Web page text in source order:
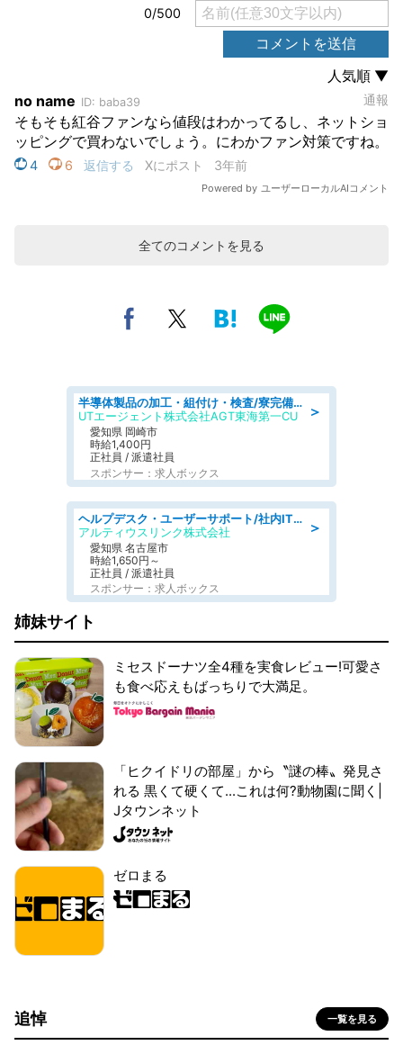
全てのコメントを見る
＞
半導体製品の加工・組付け・検査/寮完備/日勤/日払い/工場・製造
UTエージェント株式会社AGT東海第一CU
愛知県 岡崎市
時給1,400円
正社員 / 派遣社員
スポンサー：求人ボックス
＞
ヘルプデスク・ユーザーサポート/社内ITサポートチャット対応中心電話少なめ土日祝休
アルティウスリンク株式会社
愛知県 名古屋市
時給1,650円～
正社員 / 派遣社員
スポンサー：求人ボックス
姉妹サイト
ミセスドーナツ全4種を実食レビュー!可愛さ
も食べ応えもばっちりで大満足。
「ヒクイドリの部屋」から〝謎の棒〟発見さ
れる 黒くて硬くて...これは何?動物園に聞く|
Jタウンネット
ゼロまる
追悼 一覧を見る